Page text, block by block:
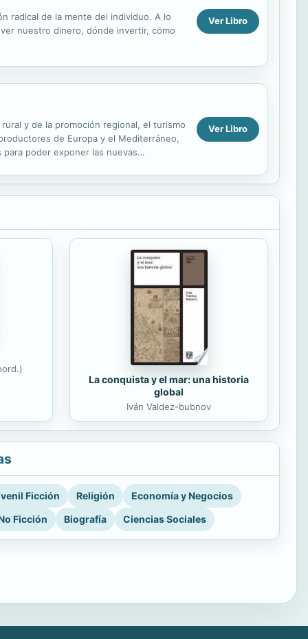
radical de la mente del individuo. A lo
nuestro dinero, dónde invertir, cómo
Ver Libro
y de la promoción regional, el turismo
de Europa y el Mediterráneo,
poder exponer las nuevas
Ver Libro
La conquista y el mar: una historia
global
Iván Valdez-bubnov
Ficción Religión
Economía y Negocios
Ficción
Biografía Ciencias Sociales